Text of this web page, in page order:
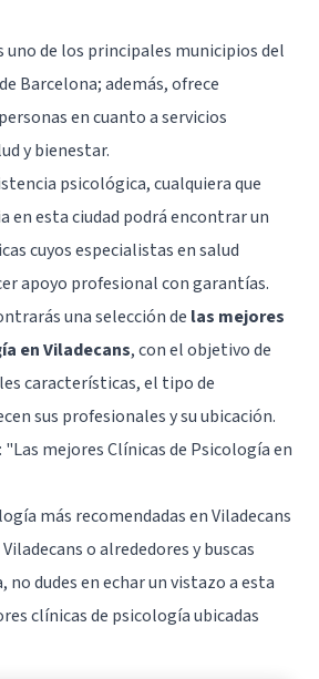
uno de los principales municipios del
Barcelona; además, ofrece
en cuanto a servicios
y bienestar.
psicológica, cualquiera que
en esta ciudad podrá encontrar un
cuyos especialistas en salud
apoyo profesional con garantías.
una selección de las mejores
en Viladecans, con el objetivo de
características, el tipo de
sus profesionales y su ubicación.
"Las mejores Clínicas de Psicología en
más recomendadas en Viladecans
o alrededores y buscas
dudes en echar un vistazo a esta
clínicas de psicología ubicadas